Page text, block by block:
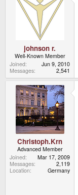
johnson r.
Well-Known Member
Joined
Jun 9, 2010
Messages
2,541
Christoph.Krn
Advanced Member
Joined
Mar 17, 2009
Messages
2,119
Location
Germany